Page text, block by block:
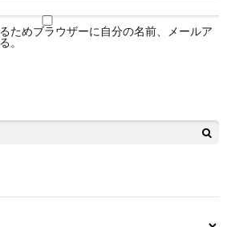
ためブラウザーに自分の名前、メールア
。